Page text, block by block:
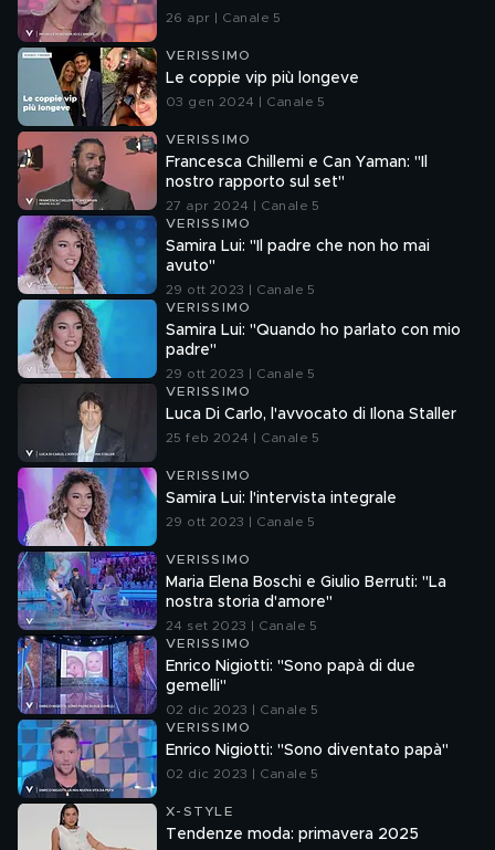
26 apr | Canale 5
VERISSIMO
Le coppie vip più longeve
03 gen 2024 | Canale 5
VERISSIMO
Francesca Chillemi e Can Yaman: "Il
nostro rapporto sul set"
27 apr 2024 | Canale 5
VERISSIMO
Samira Lui: "Il padre che non ho mai
avuto"
29 ott 2023 | Canale 5
VERISSIMO
Samira Lui: "Quando ho parlato con mio
padre"
29 ott 2023 | Canale 5
VERISSIMO
Luca Di Carlo, l'avvocato di Ilona Staller
25 feb 2024 | Canale 5
VERISSIMO
Samira Lui: l'intervista integrale
29 ott 2023 | Canale 5
VERISSIMO
Maria Elena Boschi e Giulio Berruti: "La
nostra storia d'amore"
24 set 2023 | Canale 5
VERISSIMO
Enrico Nigiotti: "Sono papà di due
gemelli"
02 dic 2023 | Canale 5
VERISSIMO
Enrico Nigiotti: "Sono diventato papà"
02 dic 2023 | Canale 5
X-STYLE
Tendenze moda: primavera 2025